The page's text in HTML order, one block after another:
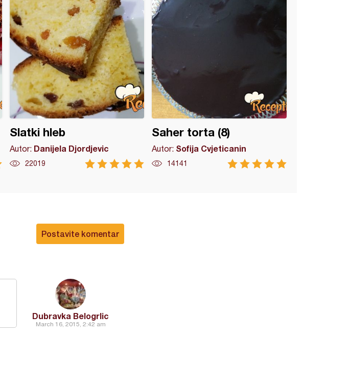
Slatki hleb
Autor: Danijela Djordjevic
22019
Saher torta (8)
Autor: Sofija Cvjeticanin
14141
Postavite komentar
Dubravka Belogrlic
March 16, 2015, 2:42 am